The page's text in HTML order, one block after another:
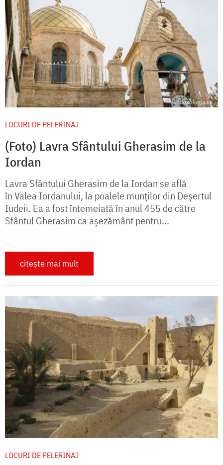
LOCURI DE PELERINAJ
(Foto) Lavra Sfântului Gherasim de la
Iordan
Lavra Sfântului Gherasim de la Iordan se află
în Valea Iordanului, la poalele munților din Deșertul
Iudeii. Ea a fost întemeiată în anul 455 de către
Sfântul Gherasim ca așezământ pentru...
citește mai mult
LOCURI DE PELERINAJ